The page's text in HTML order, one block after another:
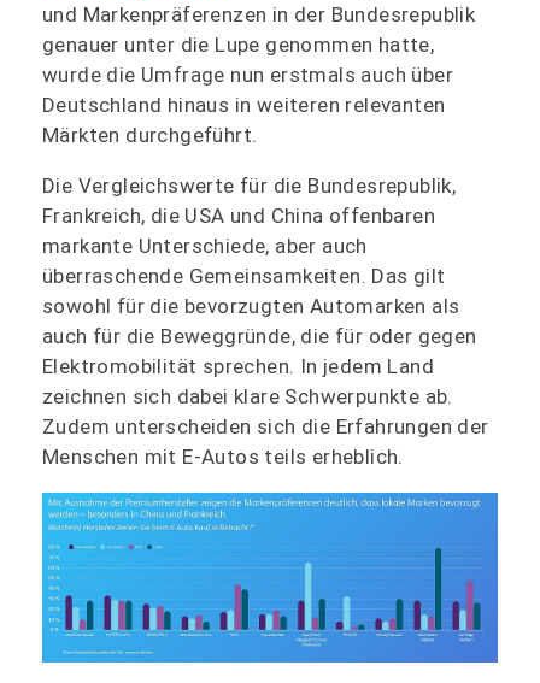
und Markenpräferenzen in der Bundesrepublik
genauer unter die Lupe genommen hatte,
wurde die Umfrage nun erstmals auch über
Deutschland hinaus in weiteren relevanten
Märkten durchgeführt.
Die Vergleichswerte für die Bundesrepublik,
Frankreich, die USA und China offenbaren
markante Unterschiede, aber auch
überraschende Gemeinsamkeiten. Das gilt
sowohl für die bevorzugten Automarken als
auch für die Beweggründe, die für oder gegen
Elektromobilität sprechen. In jedem Land
zeichnen sich dabei klare Schwerpunkte ab.
Zudem unterscheiden sich die Erfahrungen der
Menschen mit E-Autos teils erheblich.